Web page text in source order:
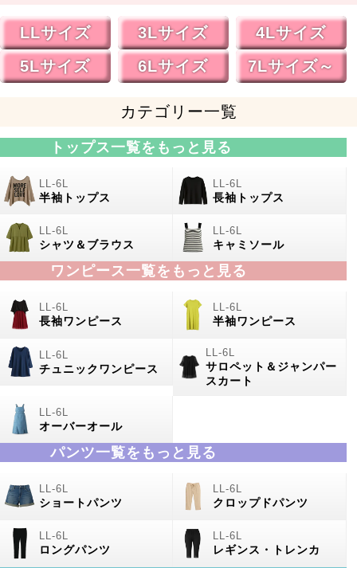
LLサイズ 3Lサイズ
4Lサイズ
5Lサイズ
6Lサイズ 7Lサイズ～
カテゴリー一覧
トップス一覧をもっと見る
半袖トップス 長袖トップス
シャツ＆ブラウス キャミソール
ワンピース一覧をもっと見る
長袖ワンピース 半袖ワンピース
チュニックワンピース
サロペット＆ジャンパー
スカート
オーバーオール
パンツ一覧をもっと見る
ショートパンツ クロップドパンツ
ロングパンツ レギンス・トレンカ